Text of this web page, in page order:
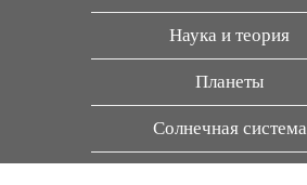
Наука и теория
Планеты
Солнечная система